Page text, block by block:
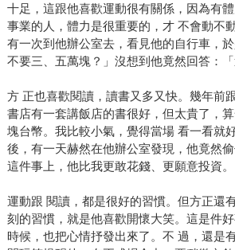
十足，這跟他喜歡運動很有關係，因為有
事業的人，體力是很重要的，才 不會動不
有一次到他辦公室去，看見他的自行車，
不要三、五萬塊？」沒想到他竟然回答：「
方 正也喜歡閱讀，讀書又多又快。幾年前
書店有一套講飯店的書很好，但太貴了，
塊台幣。我比較小氣，覺得當場 看一看就
後，有一天赫然在他辦公室發現，他竟然
這件事上，他比我更敢花錢、更願意投資。
運動跟 閱讀，都是很好的習慣。但方正還
刻的習慣，就是他喜歡開懷大笑。這是件
時候，也把心情抒發出來了。不 過，還是